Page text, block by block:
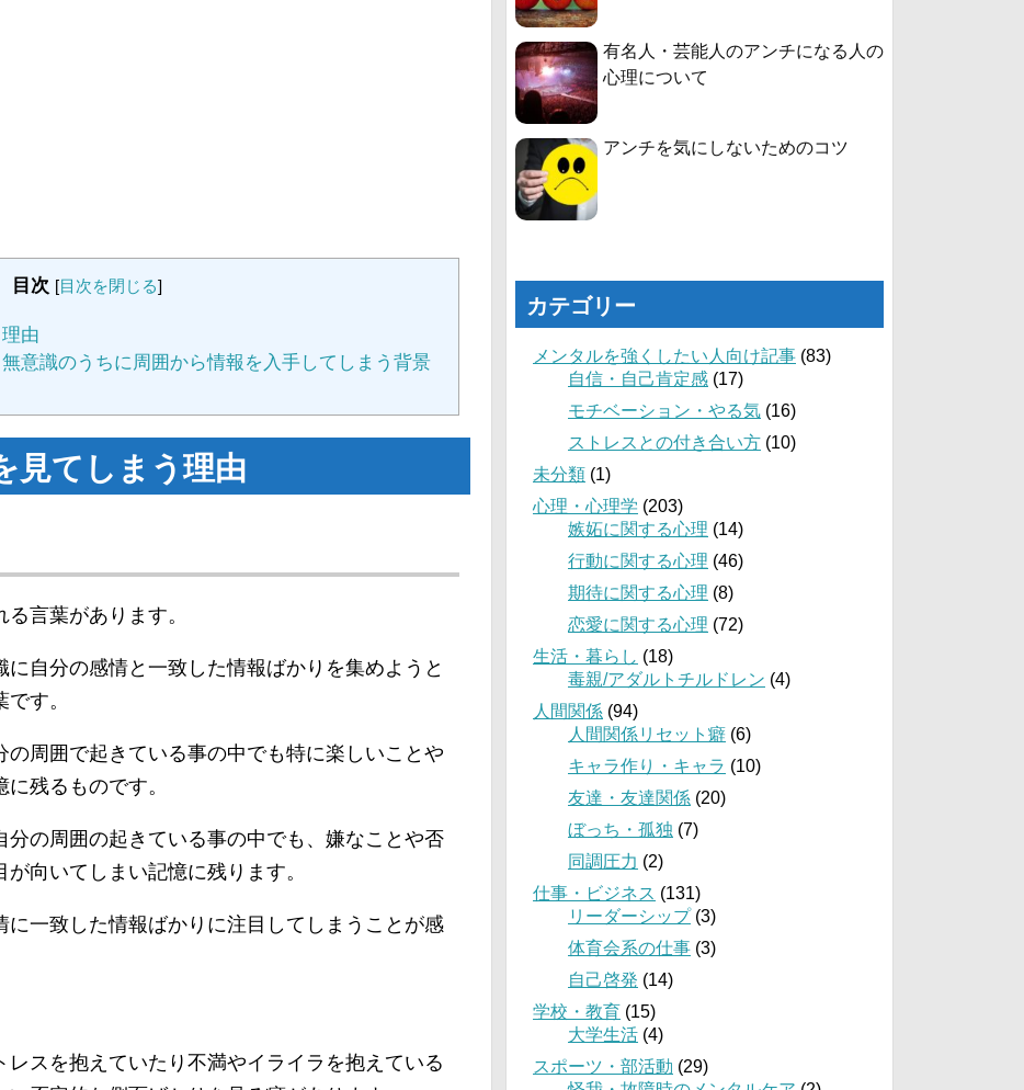
目次 [目次を閉じる]
由
意識のうちに周囲から情報を入手してしまう背景
見てしまう理由
言葉があります。
自分の感情と一致した情報ばかりを集めようと
す。
周囲で起きている事の中でも特に楽しいことや
残るものです。
の周囲の起きている事の中でも、嫌なことや否
向いてしまい記憶に残ります。
に一致した情報ばかりに注目してしまうことが感
スを抱えていたり不満やイライラを抱えている
有名人・芸能人のアンチになる人の
心理について
アンチを気にしないためのコツ
カテゴリー
メンタルを強くしたい人向け記事 (83)
自信・自己肯定感 (17)
モチベーション・やる気 (16)
ストレスとの付き合い方 (10)
未分類 (1)
心理・心理学 (203)
嫉妬に関する心理 (14)
行動に関する心理 (46)
期待に関する心理 (8)
恋愛に関する心理 (72)
生活・暮らし (18)
毒親/アダルトチルドレン (4)
人間関係 (94)
人間関係リセット癖 (6)
キャラ作り・キャラ (10)
友達・友達関係 (20)
ぼっち・孤独 (7)
同調圧力 (2)
仕事・ビジネス (131)
リーダーシップ(3)
体育会系の仕事 (3)
自己啓発 (14)
学校・教育 (15)
大学生活 (4)
スポーツ・部活動 (29)